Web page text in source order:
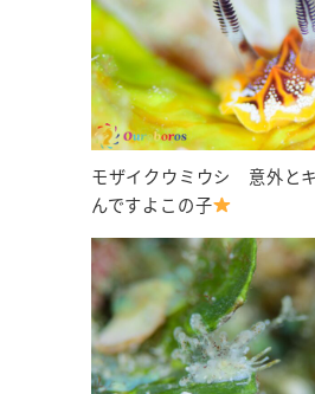
モザイクウミウシ 意外と
んですよこの子